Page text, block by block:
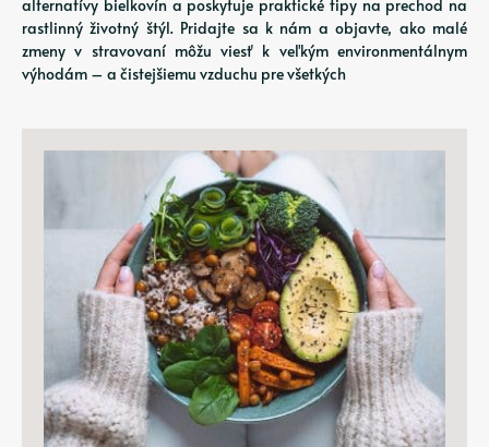
alternatívy bielkovín a poskytuje praktické tipy na prechod na
rastlinný životný štýl. Pridajte sa k nám a objavte, ako malé
zmeny v stravovaní môžu viesť k veľkým environmentálnym
výhodám – a čistejšiemu vzduchu pre všetkých